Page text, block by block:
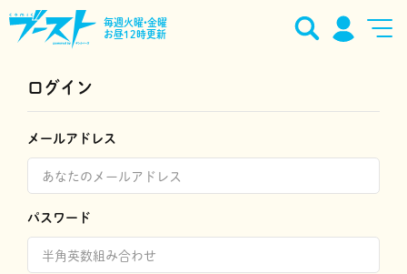
毎週火曜•金曜
お昼12時更新
ログイン
メールアドレス
パスワード